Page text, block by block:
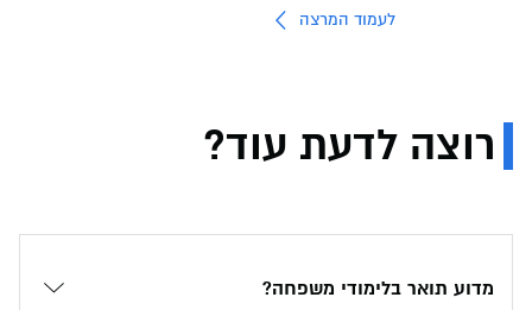
לעמוד המרצה
רוצה לדעת עוד?
מדוע תואר בלימודי משפחה?